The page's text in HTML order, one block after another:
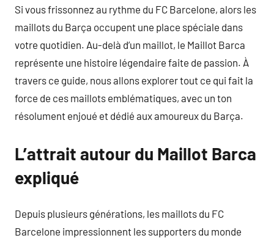
Si vous frissonnez au rythme du FC Barcelone, alors les
maillots du Barça occupent une place spéciale dans
votre quotidien. Au-delà d’un maillot, le Maillot Barca
représente une histoire légendaire faite de passion. À
travers ce guide, nous allons explorer tout ce qui fait la
force de ces maillots emblématiques, avec un ton
résolument enjoué et dédié aux amoureux du Barça.
L’attrait autour du Maillot Barca
expliqué
Depuis plusieurs générations, les maillots du FC
Barcelone impressionnent les supporters du monde